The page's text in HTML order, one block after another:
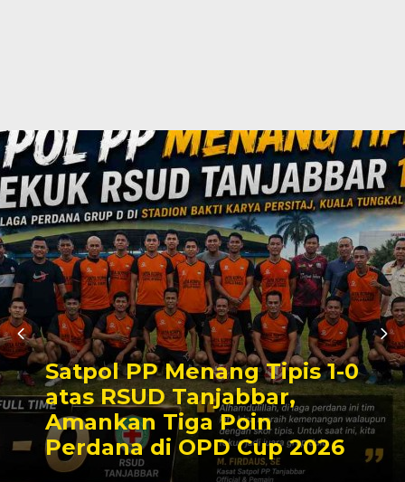
Satpol PP Menang Tipis 1-0
atas RSUD Tanjabbar,
Amankan Tiga Poin
Perdana di OPD Cup 2026